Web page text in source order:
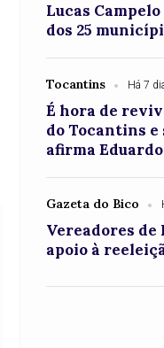
Lucas
dos 25
Tocantins Há 7
É hora de
do Tocantins e
afirma
Gazeta do Bico
Vereadores
apoio à